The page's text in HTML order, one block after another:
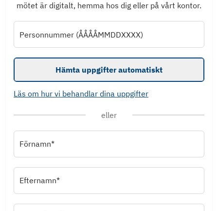
mötet är digitalt, hemma hos dig eller på vårt kontor.
Personnummer (ÅÅÅÅMMDDXXXX)
Hämta uppgifter automatiskt
Läs om hur vi behandlar dina uppgifter
eller
Förnamn*
Efternamn*